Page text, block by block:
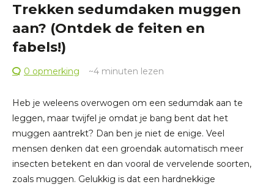
Trekken sedumdaken muggen
aan? (Ontdek de feiten en
fabels!)
0 opmerking ~4 minuten lezen
Heb je weleens overwogen om een sedumdak aan te
leggen, maar twijfel je omdat je bang bent dat het
muggen aantrekt? Dan ben je niet de enige. Veel
mensen denken dat een groendak automatisch meer
insecten betekent en dan vooral de vervelende soorten,
zoals muggen. Gelukkig is dat een hardnekkige